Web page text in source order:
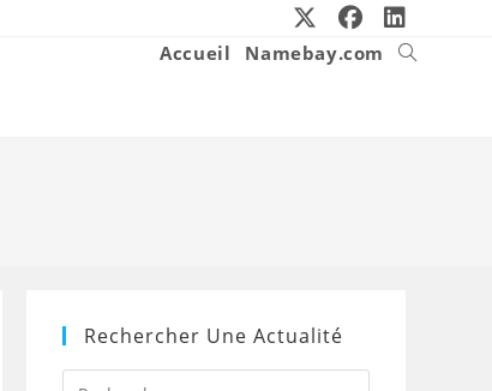
Accueil Namebay.com
Toggle
Rechercher Une Actualité
Press